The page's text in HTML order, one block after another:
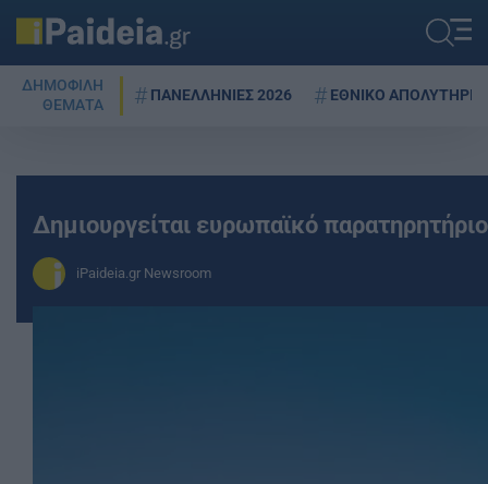
ΔΗΜΟΦΙΛΗ
ΘΕΜΑΤΑ
ΠΑΝΕΛΛΗΝΙΕΣ 2026 ΕΘΝΙΚΟ ΑΠΟΛΥΤΗΡΙΟ
Δημιουργείται ευρωπαϊκό
iPaideia.gr Newsroom